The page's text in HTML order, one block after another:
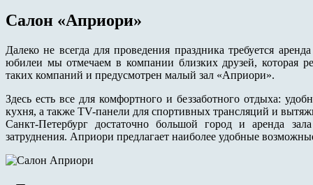
Салон «Априори»
Далеко не всегда для проведения праздника требуется
юбилеи мы отмечаем в компании близких друзей, которая
таких компаний и предусмотрен малый зал «Априори».
Здесь есть все для комфортного и беззаботного отдыха:
кухня, а также TV-панели для спортивных трансляций и
Санкт-Петербург достаточно большой город и аренда
затруднения. Априори предлагает наиболее удобные